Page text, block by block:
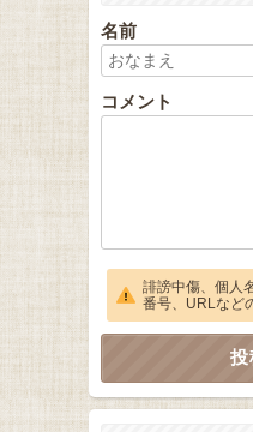
名前
コメント
誹謗中傷、個人
番号、URLなど